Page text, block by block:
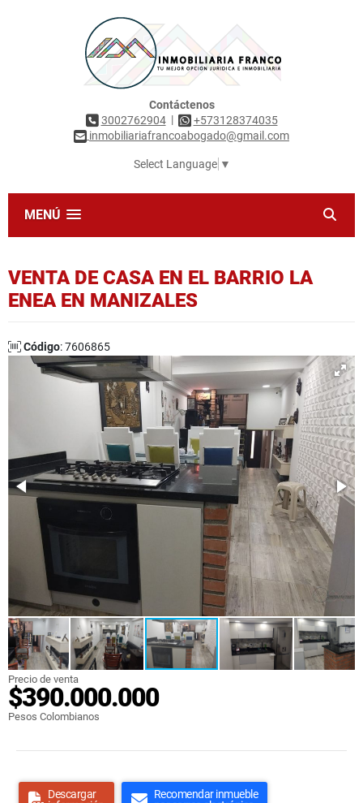
Contáctenos
3002762904|
+573128374035
inmobiliariafrancoabogado@gmail.com
Select Language ▼
MENÚ
VENTA DE CASA EN EL BARRIO LA
ENEA EN MANIZALES
Código: 7606865
Precio de venta
$390.000.000
Pesos Colombianos
Descargar
Recomendar inmueble